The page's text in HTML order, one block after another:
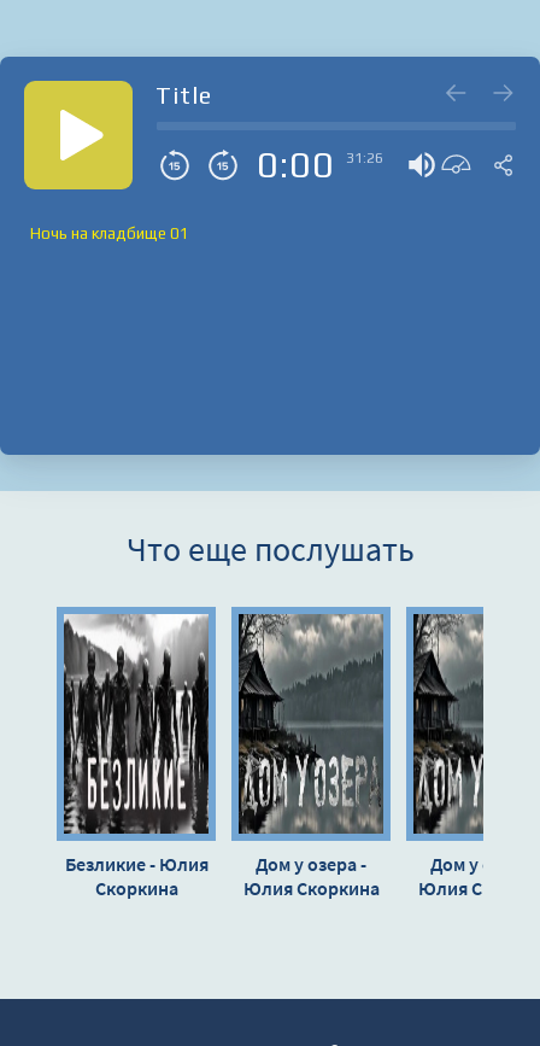
Title
0:00 31:26
Ночь на кладбище 01
Что еще послушать
Безликие - Юлия
Скоркина
Дом у озера -
Юлия Скоркина
Дом у озера -
Юлия